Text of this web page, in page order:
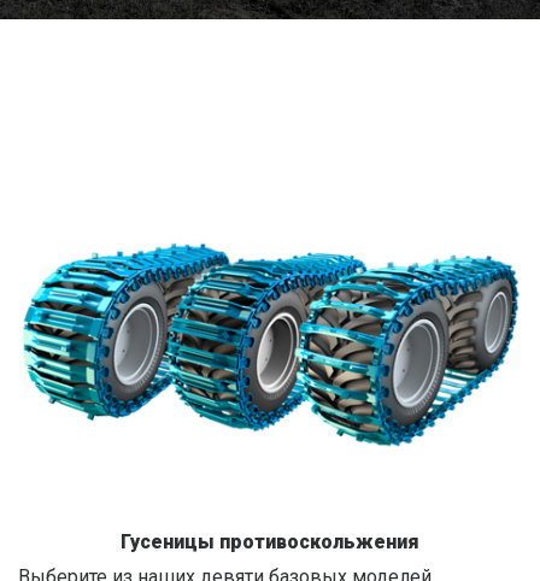
ОБ OLOFSFORS
ПОИСК
RUSSIAN
ENGLISH
SWEDISH
RUSSIAN
Гусеницы противоскольжения
Выберите из наших девяти базовых моделей